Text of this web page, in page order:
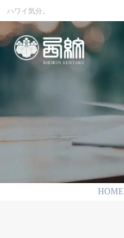
ハワイ気分。
HOME